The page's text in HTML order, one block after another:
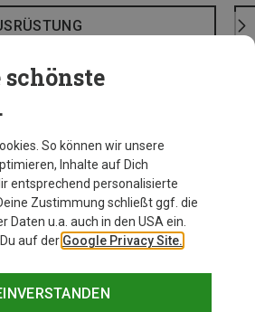
schönste
So können wir unsere
Inhalte auf Dich
entsprechend personalisierte
Zustimmung schließt ggf. die
Daten u.a. auch in den USA ein.
auf der Google Privacy Site.